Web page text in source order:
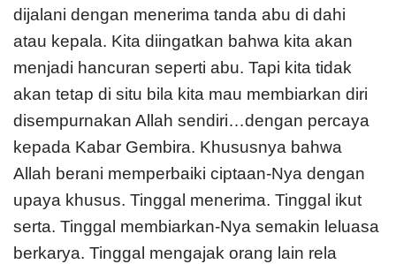
dijalani dengan menerima tanda abu di dahi
atau kepala. Kita diingatkan bahwa kita akan
menjadi hancuran seperti abu. Tapi kita tidak
akan tetap di situ bila kita mau membiarkan diri
disempurnakan Allah sendiri…dengan percaya
kepada Kabar Gembira. Khususnya bahwa
Allah berani memperbaiki ciptaan-Nya dengan
upaya khusus. Tinggal menerima. Tinggal ikut
serta. Tinggal membiarkan-Nya semakin leluasa
berkarya. Tinggal mengajak orang lain rela